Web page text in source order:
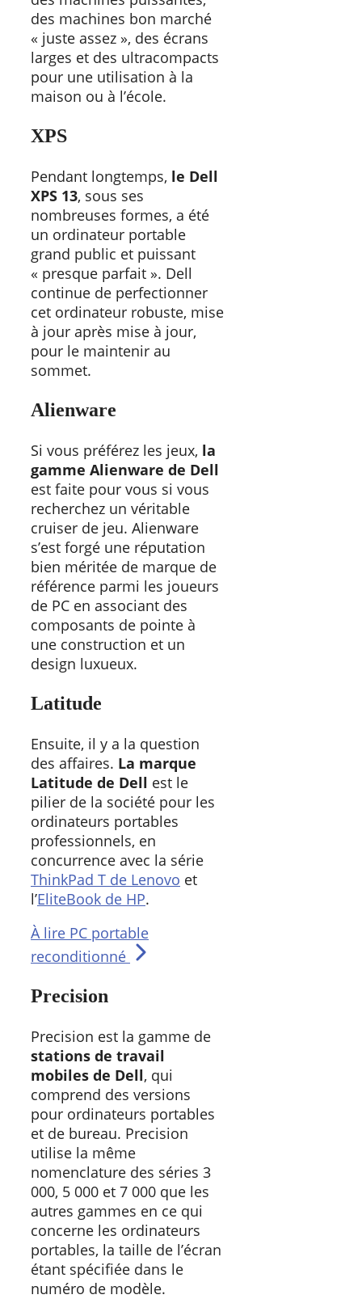
des machines bon marché
« juste assez », des écrans
larges et des ultracompacts
pour une utilisation à la
maison ou à l’école.
XPS
Pendant longtemps, le Dell
XPS 13, sous ses
nombreuses formes, a été
un ordinateur portable
grand public et puissant
« presque parfait ». Dell
continue de perfectionner
cet ordinateur robuste, mise
à jour après mise à jour,
pour le maintenir au
sommet.
Alienware
Si vous préférez les jeux, la
gamme Alienware de Dell
est faite pour vous si vous
recherchez un véritable
cruiser de jeu. Alienware
s’est forgé une réputation
bien méritée de marque de
référence parmi les joueurs
de PC en associant des
composants de pointe à
une construction et un
design luxueux.
Latitude
Ensuite, il y a la question
des affaires. La marque
Latitude de Dell est le
pilier de la société pour les
ordinateurs portables
professionnels, en
concurrence avec la série
ThinkPad T de Lenovo et
l’EliteBook de HP.
À lire PC portable
reconditionné
Precision
Precision est la gamme de
stations de travail
mobiles de Dell, qui
comprend des versions
pour ordinateurs portables
et de bureau. Precision
utilise la même
nomenclature des séries 3
000, 5 000 et 7 000 que les
autres gammes en ce qui
concerne les ordinateurs
portables, la taille de l’écran
étant spécifiée dans le
numéro de modèle.